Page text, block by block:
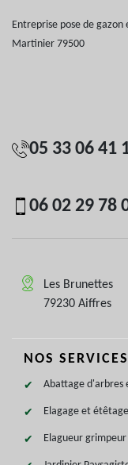
Entreprise pose de gazon
Martinier 79500
05 33 06 41
06 02 29 78
Les Brunettes
79230 Aiffres
NOS SERVICES
Abattage d'arbres
Elagage et
Elagueur grimpeur